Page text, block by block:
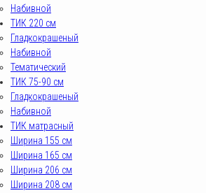
Набивной
ТИК 220 см
Гладкокрашеный
Набивной
Тематический
ТИК 75-90 см
Гладкокрашеный
Набивной
ТИК матрасный
Ширина 155 см
Ширина 165 см
Ширина 206 см
Ширина 208 см